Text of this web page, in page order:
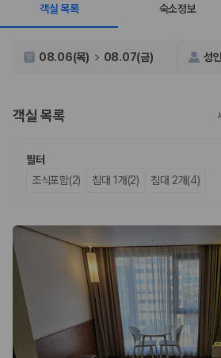
제주렌트카 가격비교는 카모
제주도 렌트카는 업체마다 차량 가격, 보험 조
장소, 취소 규정이 다릅니다. 카모아는 여러
업체별 가격비교:
제주 렌트카 업체별
차종별 최저가 비교:
인원에 맞는 차종별 가격을 비교합니다.
보험 조건 비교:일반자차, 완전자차, 슈
확인합니다.
실시간 예약:비교 후 원하는 차량을 바
제주렌트카 실시간 가격비교 바로가기
제주 렌트카를 찾을 때 꼭 비교
1. 단순 최저가가 아니라 실제 결제 조건
객실 목록 숙소정보
08.06(목) 08.07(금) 성
객실 목록
필터
조식포함(2)
침대 1개(2) 침대 2개(4)